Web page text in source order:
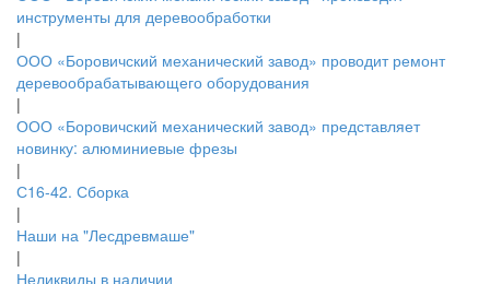
инструменты для деревообработки
|
ООО «Боровичский механический завод» проводит ремонт
деревообрабатывающего оборудования
|
ООО «Боровичский механический завод» представляет
новинку: алюминиевые фрезы
|
С16-42. Сборка
|
Наши на "Лесдревмаше"
|
Неликвиды в наличии